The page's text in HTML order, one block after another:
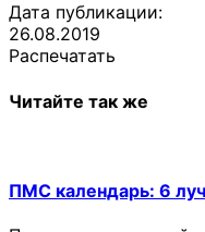
Дата публикации:
26.08.2019
Распечатать
Читайте так же
ПМС календарь: 6